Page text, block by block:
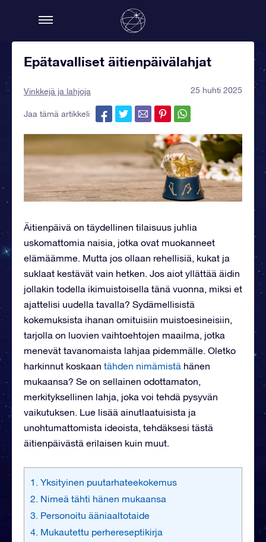
Epätavalliset äitienpäivälahjat
Vinkkejä ja lahjoja 25 huhti 2025
Jaa tämä artikkeli
Äitienpäivä on täydellinen tilaisuus juhlia
uskomattomia naisia, jotka ovat muokanneet
elämäämme. Mutta jos ollaan rehellisiä, kukat ja
suklaat kestävät vain hetken. Jos aiot yllättää äidin
jollakin todella ikimuistoisella tänä vuonna, miksi et
ajattelisi uudella tavalla? Sydämellisistä
kokemuksista ihanan omituisiin muistoesineisiin,
tarjolla on luovien vaihtoehtojen maailma, jotka
menevät tavanomaista lahjaa pidemmälle. Oletko
harkinnut koskaan tähden nimämistä hänen
mukaansa? Se on sellainen odottamaton,
merkityksellinen lahja, joka voi tehdä pysyvän
vaikutuksen. Lue lisää ainutlaatuisista ja
unohtumattomista ideoista, tehdäksesi tästä
äitienpäivästä erilaisen kuin muut.
1. Yksityinen puutarhateekokemus
2. Nimeä tähti hänen mukaansa
3. Personoitu ääniaaltotaide
4. Mukautettu perhereseptikirja